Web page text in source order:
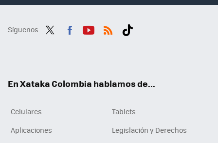
Síguenos
En Xataka Colombia hablamos de...
Celulares
Tablets
Aplicaciones
Legislación y Derechos